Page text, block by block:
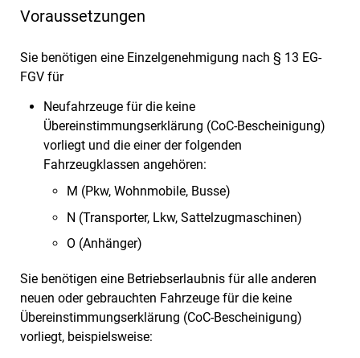
Voraussetzungen
Sie benötigen eine Einzelgenehmigung nach § 13 EG-
FGV für
Neufahrzeuge für die keine
Übereinstimmungserklärung (CoC-Bescheinigung)
vorliegt und die einer der folgenden
Fahrzeugklassen angehören:
M (Pkw, Wohnmobile, Busse)
N (Transporter, Lkw, Sattelzugmaschinen)
O (Anhänger)
Sie benötigen eine Betriebserlaubnis für alle anderen
neuen oder gebrauchten Fahrzeuge für die keine
Übereinstimmungserklärung (CoC-Bescheinigung)
vorliegt, beispielsweise: